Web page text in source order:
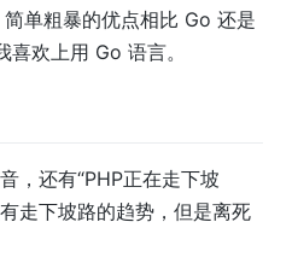
单粗暴的优点相比 Go 还是
欢上用 Go 语言。
，还有“PHP正在走下坡
走下坡路的趋势，但是离死